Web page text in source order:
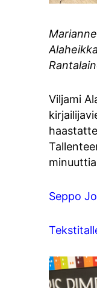
Viljami
Seppo